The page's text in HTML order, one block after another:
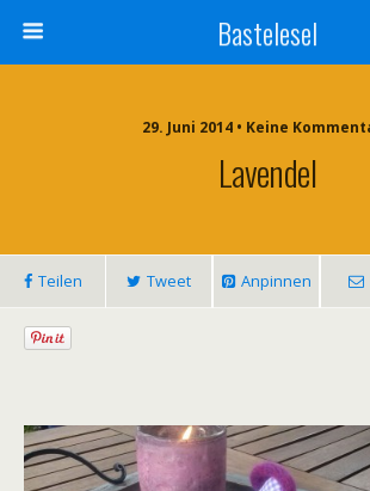
Bastelesel
29. Juni 2014 • Keine
Lavendel
Teilen Tweet Anpinnen